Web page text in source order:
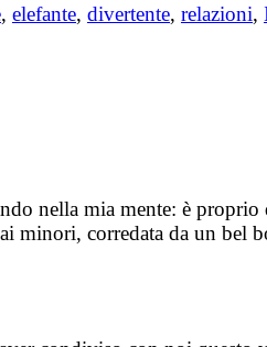
, elefante, divertente, relazioni,
nella mia mente: è proprio
minori, corredata da un bel